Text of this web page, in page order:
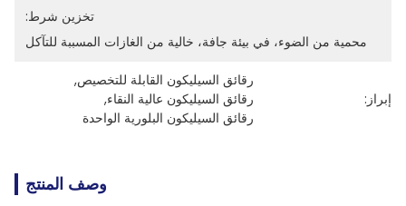
تخزين شرط:
محمية من الضوء، في بيئة جافة، خالية من الغازات المسببة للتآكل
إبراز:
رقائق السيليكون القابلة للتخصيص,
رقائق السيليكون عالية النقاء,
رقائق السيليكون البلورية الواحدة
وصف المنتج